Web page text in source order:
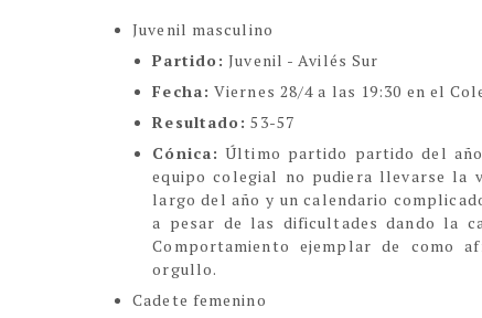
Juvenil masculino
Partido: Juvenil - Avilés Sur
Fecha: Viernes 28/4 a las 19:30 en el
Resultado: 53-57
Cónica: Último partido partido del
equipo colegial no pudiera llevarse la
largo del año y un calendario
a pesar de las dificultades dando la
Comportamiento ejemplar de como
orgullo.
Cadete femenino